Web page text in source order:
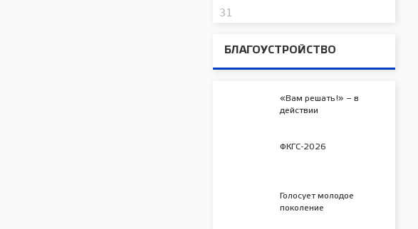
31
БЛАГОУСТРОЙСТВО
«Вам решать!» – в
действии
ФКГС-2026
Голосует молодое
поколение